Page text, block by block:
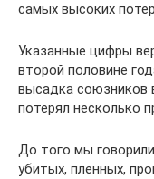
самых высоких
Указанные цифры
второй половине
высадка союзников
потерял несколько
До того мы
убитых, пленных,